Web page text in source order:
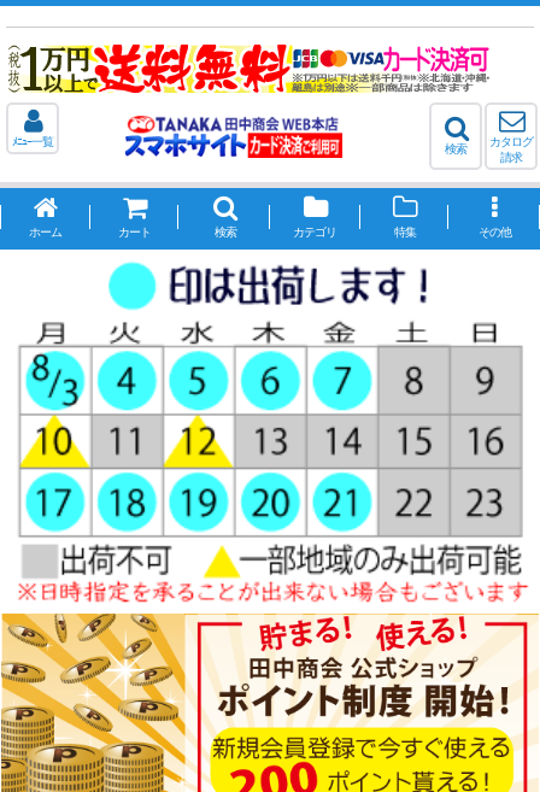
ﾒﾆｭｰ一覧
検索
カタログ
請求
ホーム カート 検索 カテゴリ 特集 その他